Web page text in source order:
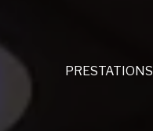
PRESTATIONS